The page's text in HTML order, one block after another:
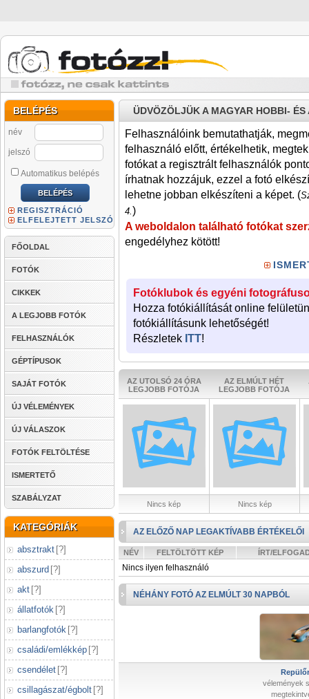
BELÉPÉS
név
jelszó
Automatikus belépés
REGISZTRÁCIÓ
ELFELEJTETT JELSZÓ
FŐOLDAL
FOTÓK
CIKKEK
A LEGJOBB FOTÓK
FELHASZNÁLÓK
GÉPTÍPUSOK
SAJÁT FOTÓK
ÚJ VÉLEMÉNYEK
ÚJ VÁLASZOK
FOTÓK FELTÖLTÉSE
ISMERTETŐ
SZABÁLYZAT
KATEGÓRIÁK
absztrakt [?]
abszurd [?]
akt [?]
állatfotók [?]
barlangfotók [?]
családi/emlékkép [?]
csendélet [?]
csillagászat/égbolt [?]
ÜDVÖZÖLJÜK A MAGYAR HOBBI-
Felhasználóink bemutathatják,
felhasználó előtt, értékelhetik,
fotókat a regisztrált felhasználók
írhatnak hozzájuk, ezzel a fotó
lehetne jobban elkészíteni a képet. (
4.)
A weboldalon található fotókat
engedélyhez kötött!
Fotóklubok és egyéni
Hozza fotókiállítását online
fotókiállításunk lehetőségét!
Részletek ITT!
AZ UTOLSÓ 24 ÓRA
LEGJOBB FOTÓJA
AZ ELMÚLT HÉT
LEGJOBB FOTÓJA
Nincs kép Nincs kép
AZ ELŐZŐ NAP LEGAKTÍVABB ÉRTÉKELŐI
NÉV FELTÖLTÖTT KÉP ÍRT/
Nincs ilyen felhasználó
NÉHÁNY FOTÓ AZ ELMÚLT 30 NAPBÓL
vélemények